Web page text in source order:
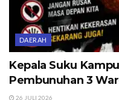
DAERAH
Kepala Suku
Pembunuhan 3
26 JULI 2026